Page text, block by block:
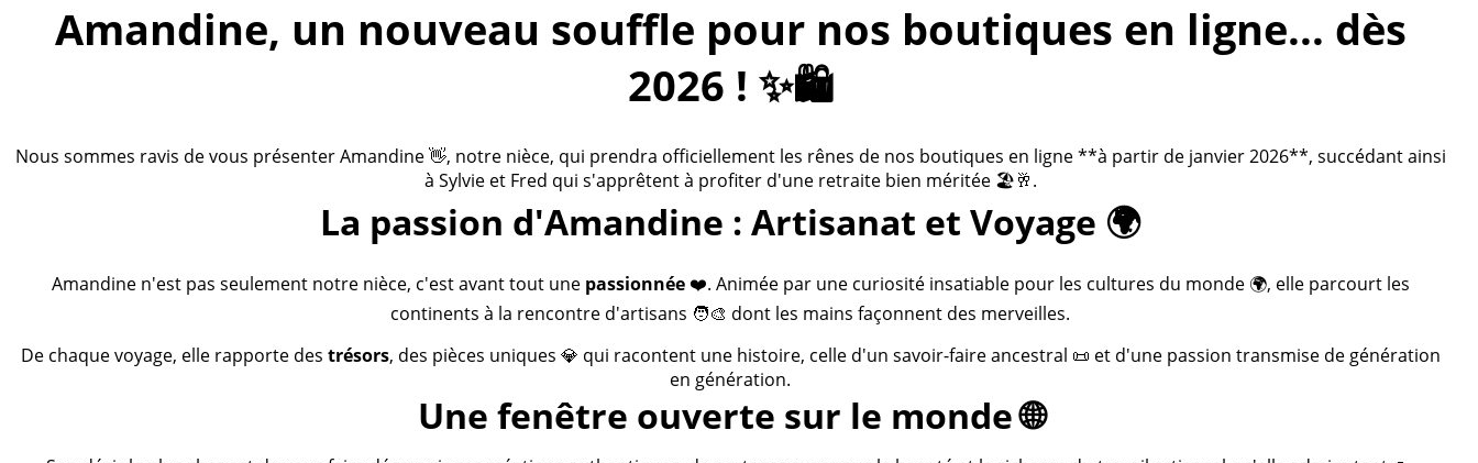
Amandine, un nouveau souffle pour nos boutiques en ligne... dès
2026 ! ✨🛍️
Nous sommes ravis de vous présenter Amandine 👋, notre nièce, qui prendra officiellement les rênes de nos boutiques en ligne **à partir de janvier 2026**, succédant ainsi
à Sylvie et Fred qui s'apprêtent à profiter d'une retraite bien méritée 🏖️🥂.
La passion d'Amandine : Artisanat et Voyage 🌍
Amandine n'est pas seulement notre nièce, c'est avant tout une passionnée❤️. Animée par une curiosité insatiable pour les cultures du monde 🌍, elle parcourt les
continents à la rencontre d'artisans 🧑‍🎨 dont les mains façonnent des merveilles.
De chaque voyage, elle rapporte des trésors, des pièces uniques 💎 qui racontent une histoire, celle d'un savoir-faire ancestral 📜 et d'une passion transmise de génération
en génération.
Une fenêtre ouverte sur le monde 🌐